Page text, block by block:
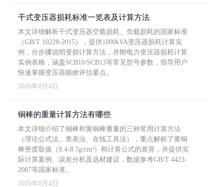
干式变压器损耗标准一览表及计算方法
本文详细解析干式变压器空载损耗、负载损耗的国家标准
（GB/T 10228-2015），提供1000kVA变压器损耗计算实
例，分步骤说明变损计算方法，并附电力变压器损耗计算
实例表格，涵盖SCB10/SCB13等常见型号参数，指导用户
快速掌握变压器能效评估要点。
2026年8月4日
铜棒的重量计算方法有哪些
本文详细介绍了铜棒和黄铜棒重量的三种常用计算方法
（理论公式法、查表法、在线工具法），重点解析了黄铜
棒密度取值（8.4-8.7g/cm³）和计算公式的差异，并提供实
际计算案例、误差分析及选材建议，数据参考GB/T 4423-
2007等国家标准。
2026年8月4日